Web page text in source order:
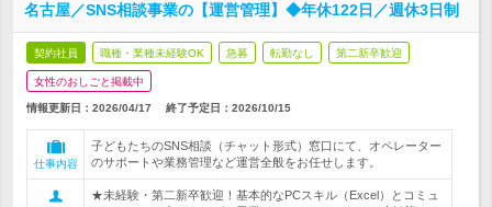
名古屋／SNS相談事業の【運営管理】◆年休122日／週休3日制
契約社員 職種・業種未経験OK 急募 転勤なし 第二新卒歓迎
女性のおしごと掲載中
情報更新日：2026/04/17 終了予定日： 2026/10/15
仕事内容
子どもたちのSNS相談（チャット形式）窓口にて、オペレーター
のサポートや業務管理など運営全般をお任せします。
★未経験・第二新卒歓迎！基本的なPCスキル（Excel）とコミュ